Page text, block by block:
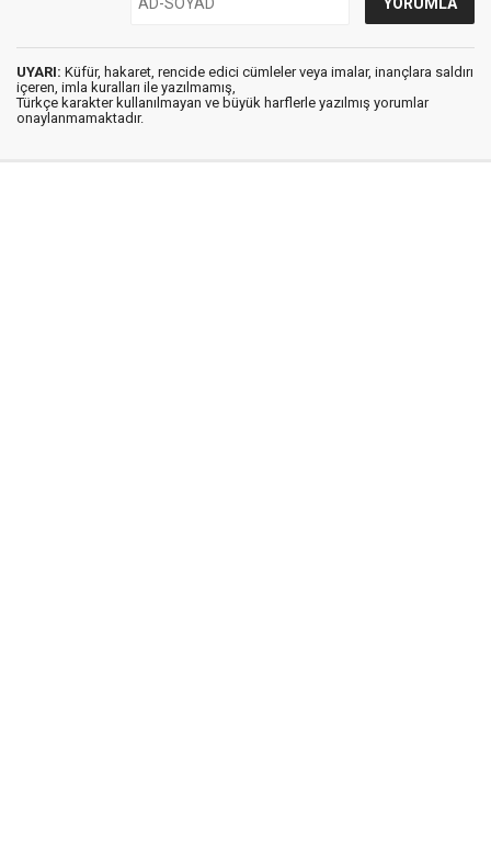
UYARI: Küfür, hakaret, rencide edici cümleler veya imalar, inançlara saldırı
içeren, imla kuralları ile yazılmamış,
Türkçe karakter kullanılmayan ve büyük harflerle yazılmış yorumlar
onaylanmamaktadır.